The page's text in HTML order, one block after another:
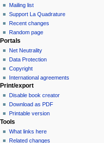
Mailing list
Support La Quadrature
Recent changes
Random page
Portals
Net Neutrality
Data Protection
Copyright
International agreements
Print/export
Disable book creator
Download as PDF
Printable version
Tools
What links here
Related changes